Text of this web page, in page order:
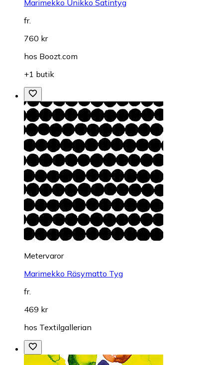
Marimekko Unikko Satintyg
fr.
760 kr
hos Boozt.com
+1 butik
Metervaror
Marimekko Räsymatto Tyg
fr.
469 kr
hos Textilgallerian